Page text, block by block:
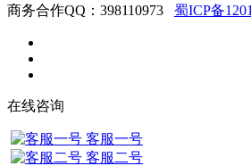
商务合作QQ：398110973 蜀ICP备
在线咨询
客服一号
客服二号